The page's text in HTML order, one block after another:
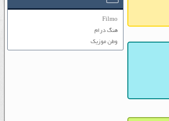
Filmo
هنگ درام
وطن موزیک